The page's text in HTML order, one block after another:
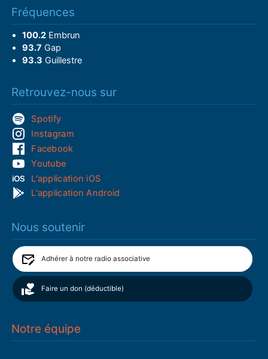
Fréquences
100.2Embrun
93.7 Gap
93.3 Guillestre
Retrouvez-nous sur
Spotify
Instagram
Facebook
Youtube
L'application iOS
L'application Android
Nous soutenir
Adhérer à notre radio associative
Faire un don (déductible)
Notre équipe